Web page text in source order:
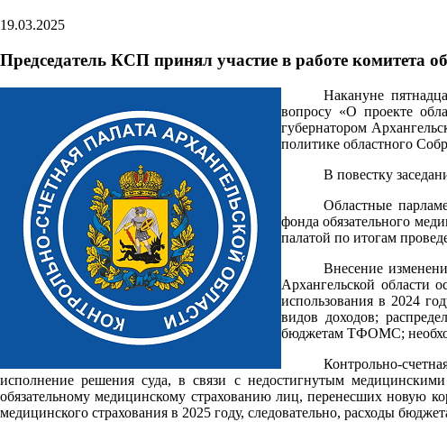
19.03.2025
Председатель КСП принял участие в работе комитета
Накануне
вопросу «О проекте
губернатором
политике областного
В повестку
Областные
фонда обязательного
палатой по итогам
Внесение
Архангельской области
использования в 2024
видов доходов;
бюджетам ТФОМС;
Контрольно-
исполнение решения суда, в связи с недостигнутым
обязательному медицинскому страхованию лиц, перенесших новую
медицинского страхования в 2025 году, следовательно, расходы